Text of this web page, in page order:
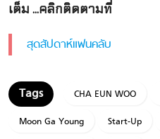
เต็ม ...คลิกติดตามที่
สุดสัปดาห์แฟนคลับ
CHA EUN WOO
Moon Ga Young
Start-Up